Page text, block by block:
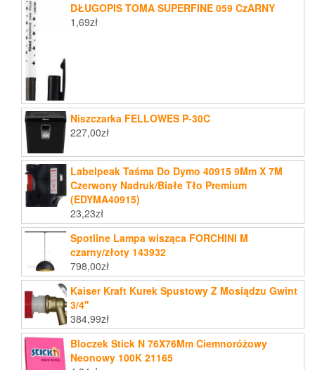
DŁUGOPIS TOMA SUPERFINE 059 CzARNY
1,69zł
Niszczarka FELLOWES P-30C
227,00zł
Labelpeak Taśma Do Dymo 40915 9Mm X 7M
Czerwony Nadruk/Białe Tło Premium
(EDYMA40915)
23,23zł
Spotline Lampa wisząca FORCHINI M
czarny/złoty 143932
798,00zł
Kaiser Kraft Kurek Spustowy Z Mosiądzu Gwint
3/4''
384,99zł
Bloczek Stick N 76X76Mm Ciemnoróżowy
Neonowy 100K 21165